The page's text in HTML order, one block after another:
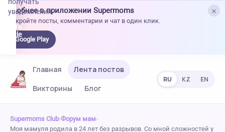
×
Удобнее в приложении Supermoms
Откройте посты, комментарии и чат в один клик.
Google Play
уведомления.
Главная
Лента постов
Викторины
Блог
RU KZ EN
Supermoms Club›Форум мам›
Моя мамуля родила в 24 лет без разрывов. Со мной сложностей у